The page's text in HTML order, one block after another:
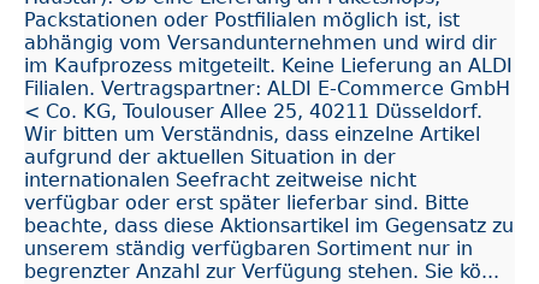
Packstationen oder Postfilialen möglich ist, ist
abhängig vom Versandunternehmen und wird dir
im Kaufprozess mitgeteilt. Keine Lieferung an ALDI
Filialen. Vertragspartner: ALDI E-Commerce GmbH
< Co. KG, Toulouser Allee 25, 40211 Düsseldorf.
Wir bitten um Verständnis, dass einzelne Artikel
aufgrund der aktuellen Situation in der
internationalen Seefracht zeitweise nicht
verfügbar oder erst später lieferbar sind. Bitte
beachte, dass diese Aktionsartikel im Gegensatz zu
unserem ständig verfügbaren Sortiment nur in
begrenzter Anzahl zur Verfügung stehen. Sie kö...